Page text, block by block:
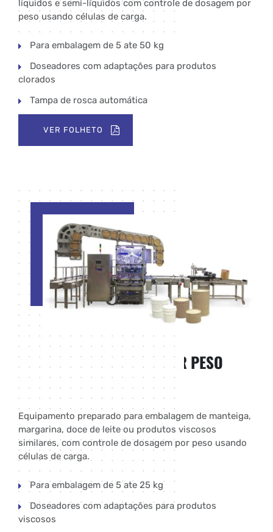
líquidos e semi-líquidos com controle de dosagem por
peso usando células de carga.
Para embalagem de 5 ate 50 kg
Doseadores com adaptações para produtos
clorados
Tampa de rosca automática
VER FOLHETO
PRODUTOS
LINHA DE EMBALAGEM POR PESO
MODELO WEIGHT FILLER
Equipamento preparado para embalagem de manteiga,
margarina, doce de leite ou produtos viscosos
similares, com controle de dosagem por peso usando
células de carga.
Para embalagem de 5 ate 25 kg
Doseadores com adaptações para produtos
viscosos